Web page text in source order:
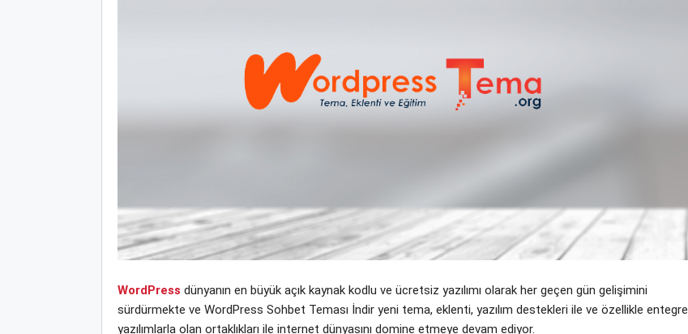
WordPress dünyanın en büyük açık kaynak kodlu ve ücretsiz yazılımı olarak her geçen gün gelişimini
sürdürmekte ve WordPress Sohbet Teması İndir yeni tema, eklenti, yazılım destekleri ile ve özellikle entegre
yazılımlarla olan ortaklıkları ile internet dünyasını domine etmeye devam ediyor.